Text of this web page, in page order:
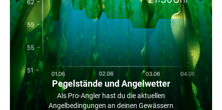
Pegelstände und Angelwetter
Als Pro-Angler hast du die aktuellen
Angelbedingungen an deinen Gewässern